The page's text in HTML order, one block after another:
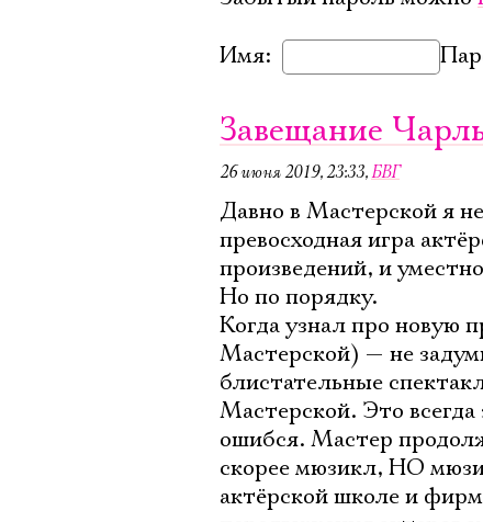
Имя:
Завещание
26 июня 2019, 23:33,БВГ
Давно в Мастерской я
превосходная игра
произведений, и
Но по порядку.
Когда узнал про новую
Мастерской) — не
блистательные
Мастерской. Это
ошибся. Мастер
скорее мюзикл, НО
актёрской школе и